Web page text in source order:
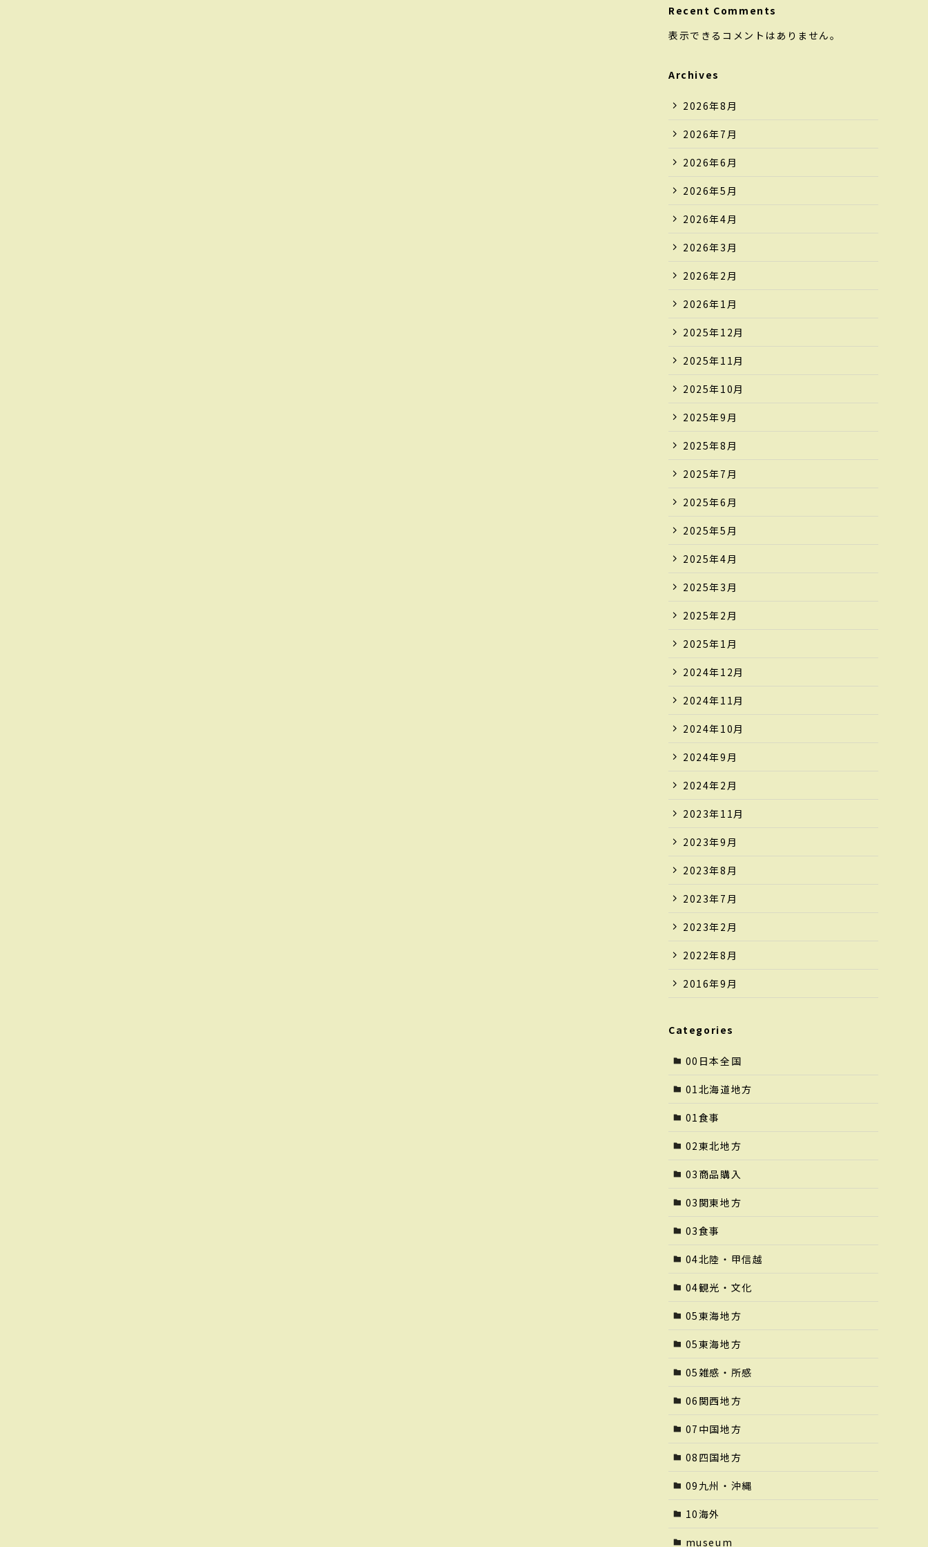
Recent Comments
表示できるコメントはありません。
Archives
2026年8月
2026年7月
2026年6月
2026年5月
2026年4月
2026年3月
2026年2月
2026年1月
2025年12月
2025年11月
2025年10月
2025年9月
2025年8月
2025年7月
2025年6月
2025年5月
2025年4月
2025年3月
2025年2月
2025年1月
2024年12月
2024年11月
2024年10月
2024年9月
2024年2月
2023年11月
2023年9月
2023年8月
2023年7月
2023年2月
2022年8月
2016年9月
Categories
00日本全国
01北海道地方
01食事
02東北地方
03商品購入
03関東地方
03食事
04北陸・甲信越
04観光・文化
05東海地方
05東海地方
05雑感・所感
06関西地方
07中国地方
08四国地方
09九州・沖縄
10海外
museum